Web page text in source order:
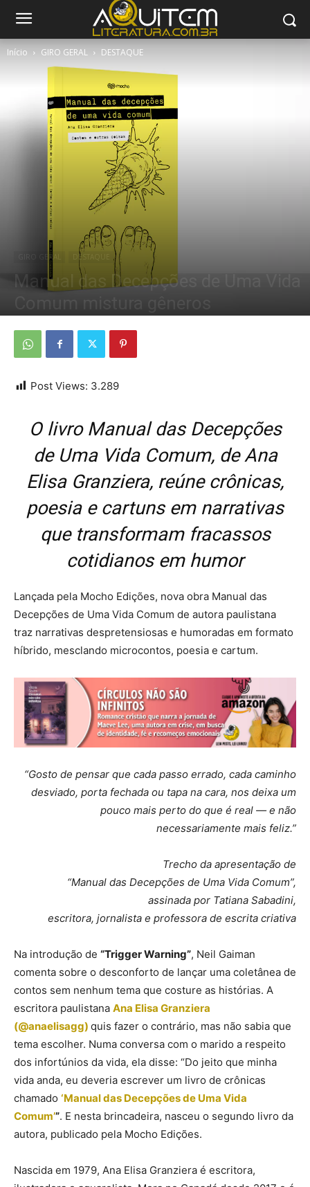
Início GIRO GERAL DESTAQUE
GIRO GERAL DESTAQUE
Manual das Decepções de Uma Vida
Comum mistura gêneros
Post Views: 3.289
O livro Manual das Decepções
de Uma Vida Comum, de Ana
Elisa Granziera, reúne crônicas,
poesia e cartuns em narrativas
que transformam fracassos
cotidianos em humor
Lançada pela Mocho Edições, nova obra Manual das
Decepções de Uma Vida Comum de autora paulistana
traz narrativas despretensiosas e humoradas em formato
híbrido, mesclando microcontos, poesia e cartum.
“Gosto de pensar que cada passo errado, cada caminho
desviado, porta fechada ou tapa na cara, nos deixa um
pouco mais perto do que é real — e não
necessariamente mais feliz.”
Trecho da apresentação de
“Manual das Decepções de Uma Vida Comum”,
assinada por Tatiana Sabadini,
escritora, jornalista e professora de escrita criativa
Na introdução de “Trigger Warning”, Neil Gaiman
comenta sobre o desconforto de lançar uma coletânea de
contos sem nenhum tema que costure as histórias. A
escritora paulistana Ana Elisa Granziera
(@anaelisagg) quis fazer o contrário, mas não sabia que
tema escolher. Numa conversa com o marido a respeito
dos infortúnios da vida, ela disse: “Do jeito que minha
vida anda, eu deveria escrever um livro de crônicas
chamado ‘Manual das Decepções de Uma Vida
Comum’”. E nesta brincadeira, nasceu o segundo livro da
autora, publicado pela Mocho Edições.
Nascida em 1979, Ana Elisa Granziera é escritora,